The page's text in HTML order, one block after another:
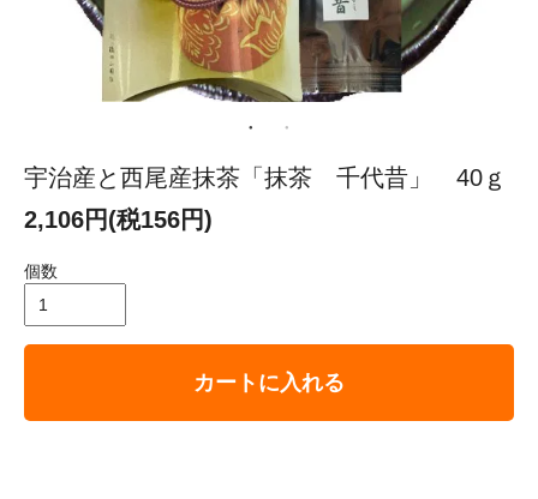
宇治産と西尾産抹茶「抹茶 千代昔」 40ｇ
2,106円(税156円)
個数
カートに入れる